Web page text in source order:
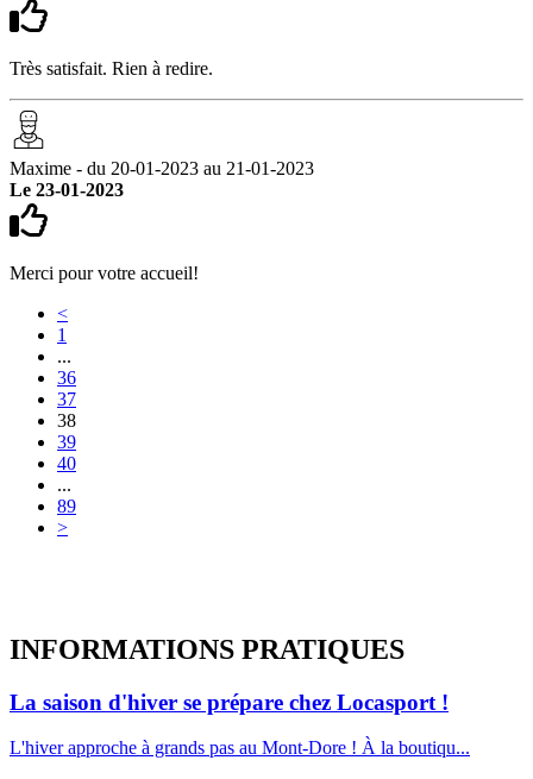
Très satisfait. Rien à redire.
Maxime - du 20-01-2023 au 21-01-2023
Le 23-01-2023
Merci pour votre accueil!
<
1
...
36
37
38
39
40
...
89
>
INFORMATIONS PRATIQUES
La saison d'hiver se prépare chez Locasport !
L'hiver approche à grands pas au Mont-Dore ! À la boutiqu...